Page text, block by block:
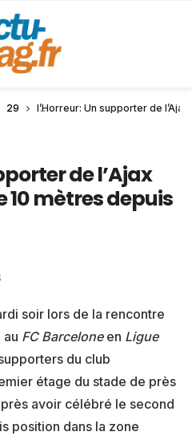
29 l’Horreur: Un supporter de
de l’Ajax
10 mètres depuis
soir lors de la rencontre
FC Barcelone en Ligue
du club
étage du stade de près
avoir célébré le second
position dans la zone